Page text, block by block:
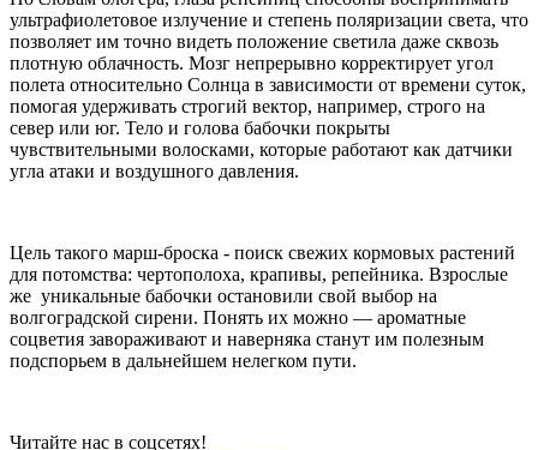
ультрафиолетовое излучение и степень поляризации света, что
позволяет им точно видеть положение светила даже сквозь
плотную облачность. Мозг непрерывно корректирует угол
полета относительно Солнца в зависимости от времени суток,
помогая удерживать строгий вектор, например, строго на
север или юг. Тело и голова бабочки покрыты
чувствительными волосками, которые работают как датчики
угла атаки и воздушного давления.
Цель такого марш-броска - поиск свежих кормовых растений
для потомства: чертополоха, крапивы, репейника. Взрослые
же уникальные бабочки остановили свой выбор на
волгоградской сирени. Понять их можно — ароматные
соцветия завораживают и наверняка станут им полезным
подспорьем в дальнейшем нелегком пути.
Читайте нас в соцсетях!